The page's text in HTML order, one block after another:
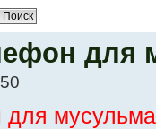
для